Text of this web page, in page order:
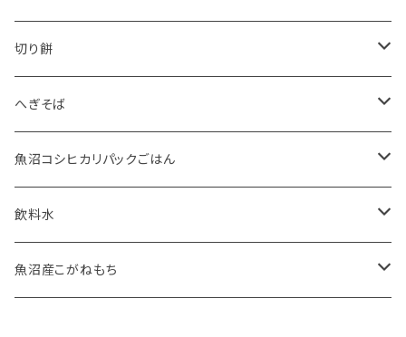
有機米JAS
5kg
10kg
特別栽培米
2kg
5kg
切り餅
魚沼産こがねもち有機JAS認証米
魚沼産こがねもち特別栽培米
へぎそば
苗場そば
ふのりそば
魚沼コシヒカリパックごはん
有機JAS認証米
特別栽培米
飲料水
お水
魚沼産こがねもち